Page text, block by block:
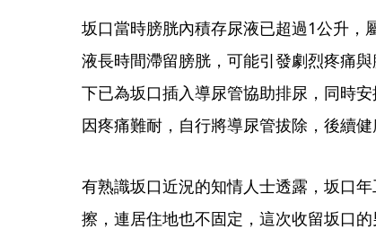
坂口當時膀胱內積存尿液已超過1公升，
液長時間滯留膀胱，可能引發劇烈疼痛
下已為坂口插入導尿管協助排尿，同時
因疼痛難耐，自行將導尿管拔除，後續健
有熟識坂口近況的知情人士透露，坂口
擦，連居住地也不固定，這次收留坂口